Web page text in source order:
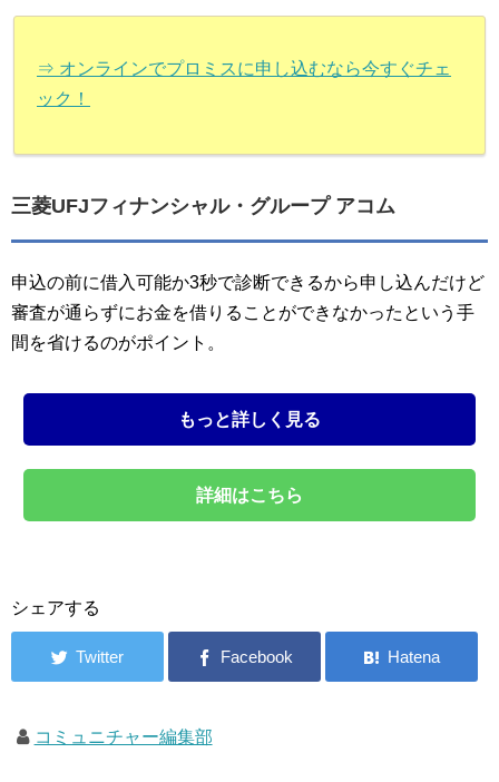
⇒ オンラインでプロミスに申し込むなら今すぐチェ
ック！
三菱UFJフィナンシャル・グループ アコム
申込の前に借入可能か3秒で診断できるから申し込んだけど
審査が通らずにお金を借りることができなかったという手
間を省けるのがポイント。
もっと詳しく見る
詳細はこちら
シェアする
コミュニチャー編集部